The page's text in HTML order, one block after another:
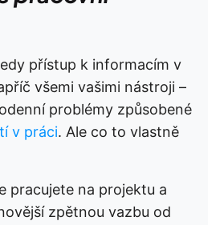
přístup k informacím v
všemi vašimi nástroji –
problémy způsobené
v práci. Ale co to vlastně
pracujete na projektu a
zpětnou vazbu od